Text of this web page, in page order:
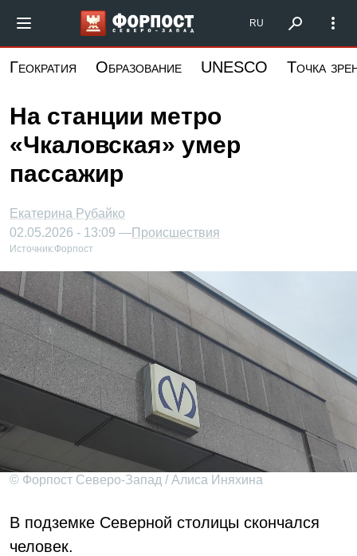
основному
Форпост Северо-Запад
RU
Геократия Образование UNESCO Точка
На станции метро
«Чкаловская» умер
пассажир
Екатерина Рубайко
02.05.2026 - 13:09 —Происшествия
Источник:Форпост
© Форпост Северо-Запад / Алиса Иняхина
В подземке Северной столицы скончался
человек.